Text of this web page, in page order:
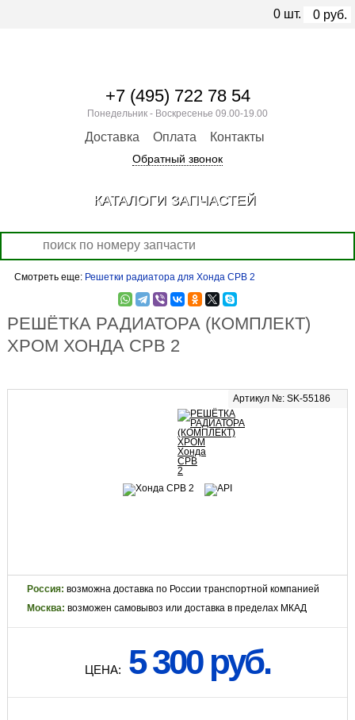
Смотреть еще: Решетки радиатора для Хонда СРВ 2
РЕШЁТКА РАДИАТОРА (КОМПЛЕКТ)
ХРОМ ХОНДА СРВ 2
Артикул №: SK-55186
Россия: возможна доставка по России транспортной компанией
Москва: возможен самовывоз или доставка в пределах МКАД
ЦЕНА: 5 300 руб.
+7 (495) 722 78 54
Понедельник - Воскресенье 09.00-19.00
Доставка Оплата Контакты
Обратный звонок
0 шт. 0 руб.
КАТАЛОГИ ЗАПЧАСТЕЙ